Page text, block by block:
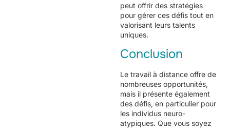
peut offrir des stratégies
pour gérer ces défis tout en
valorisant leurs talents
uniques.
Conclusion
Le travail à distance offre de
nombreuses opportunités,
mais il présente également
des défis, en particulier pour
les individus neuro-
atypiques. Que vous soyez